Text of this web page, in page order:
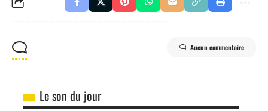
Aucun commentaire
Le son du jour